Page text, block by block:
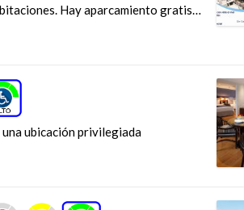
Hay aparcamiento gratis…
ubicación privilegiada